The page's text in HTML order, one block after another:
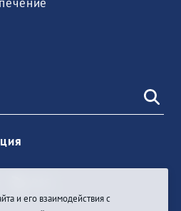
и его взаимодействия с